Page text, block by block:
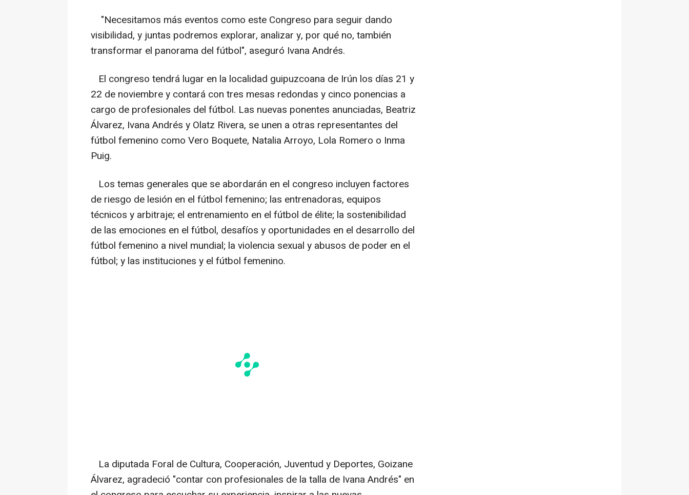
"Necesitamos más eventos como este Congreso para seguir dando
visibilidad, y juntas podremos explorar, analizar y, por qué no, también
transformar el panorama del fútbol", aseguró Ivana Andrés.
El congreso tendrá lugar en la localidad guipuzcoana de Irún los días 21 y
22 de noviembre y contará con tres mesas redondas y cinco ponencias a
cargo de profesionales del fútbol. Las nuevas ponentes anunciadas, Beatriz
Álvarez, Ivana Andrés y Olatz Rivera, se unen a otras representantes del
fútbol femenino como Vero Boquete, Natalia Arroyo, Lola Romero o Inma
Puig.
Los temas generales que se abordarán en el congreso incluyen factores
de riesgo de lesión en el fútbol femenino; las entrenadoras, equipos
técnicos y arbitraje; el entrenamiento en el fútbol de élite; la sostenibilidad
de las emociones en el fútbol, desafíos y oportunidades en el desarrollo del
fútbol femenino a nivel mundial; la violencia sexual y abusos de poder en el
fútbol; y las instituciones y el fútbol femenino.
La diputada Foral de Cultura, Cooperación, Juventud y Deportes, Goizane
Álvarez, agradeció "contar con profesionales de la talla de Ivana Andrés" en